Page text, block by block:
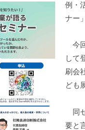
例・
ナー
今
して
刷会
ども
同
要と